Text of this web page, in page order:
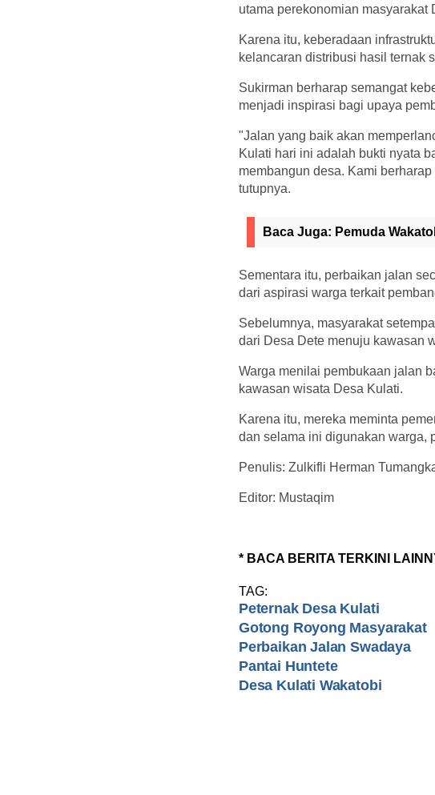
utama perekonomian masyarakat
Karena itu, keberadaan
kelancaran distribusi hasil ternak
Sukirman berharap semangat
menjadi inspirasi bagi upaya
"Jalan yang baik akan
Kulati hari ini adalah bukti nyata
membangun desa. Kami
tutupnya.
Baca Juga: Pemuda
Sementara itu, perbaikan jalan
dari aspirasi warga terkait
Sebelumnya, masyarakat
dari Desa Dete menuju kawasan
Warga menilai pembukaan jalan
kawasan wisata Desa Kulati.
Karena itu, mereka meminta
dan selama ini digunakan warga,
Penulis: Zulkifli Herman
Editor: Mustaqim
* BACA BERITA TERKINI
TAG:
Peternak Desa Kulati
Gotong Royong Masyarakat
Perbaikan Jalan Swadaya
Pantai Huntete
Desa Kulati Wakatobi